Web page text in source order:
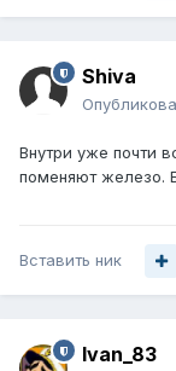
Shiva
Внутри уже почти
поменяют железо.
Вставить ник
Ivan_83